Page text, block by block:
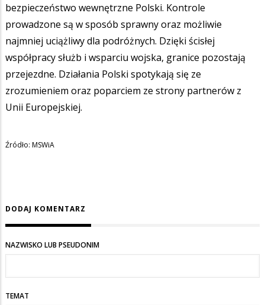
bezpieczeństwo wewnętrzne Polski. Kontrole
prowadzone są w sposób sprawny oraz możliwie
najmniej uciążliwy dla podróżnych. Dzięki ścisłej
współpracy służb i wsparciu wojska, granice pozostają
przejezdne. Działania Polski spotykają się ze
zrozumieniem oraz poparciem ze strony partnerów z
Unii Europejskiej.
Źródło: MSWiA
DODAJ KOMENTARZ
NAZWISKO LUB PSEUDONIM
TEMAT